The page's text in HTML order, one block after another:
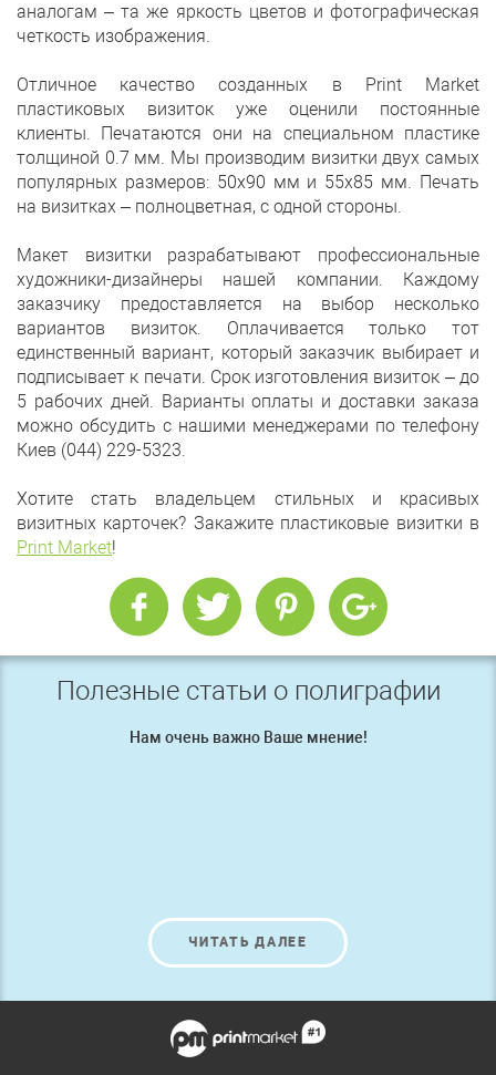
аналогам – та же яркость цветов и фотографическая
четкость изображения.
Отличное качество созданных в Print Market
пластиковых визиток уже оценили постоянные
клиенты. Печатаются они на специальном пластике
толщиной 0.7 мм. Мы производим визитки двух самых
популярных размеров: 50х90 мм и 55х85 мм. Печать
на визитках – полноцветная, с одной стороны.
Макет визитки разрабатывают профессиональные
художники-дизайнеры нашей компании. Каждому
заказчику предоставляется на выбор несколько
вариантов визиток. Оплачивается только тот
единственный вариант, который заказчик выбирает и
подписывает к печати. Срок изготовления визиток – до
5 рабочих дней. Варианты оплаты и доставки заказа
можно обсудить с нашими менеджерами по телефону
Киев (044) 229-5323.
Хотите стать владельцем стильных и красивых
визитных карточек? Закажите пластиковые визитки в
Print Market!
Полезные статьи о полиграфии
Нам очень важно Ваше мнение!
ЧИТАТЬ ДАЛЕЕ